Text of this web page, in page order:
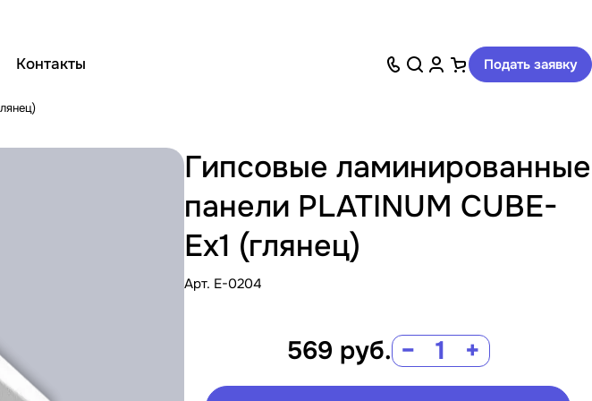
Контакты Подать заявку
Гипсовые ламинированные
панели PLATINUM CUBE-
Ex1 (глянец)
Арт. E-0204
569 руб. − +